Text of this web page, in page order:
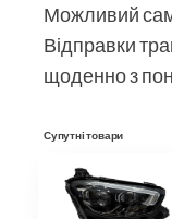
Можливий
Відправки
щоденно з
Супутні товари